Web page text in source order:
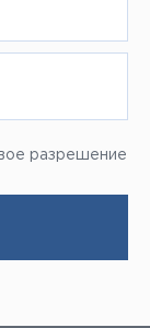
разрешение